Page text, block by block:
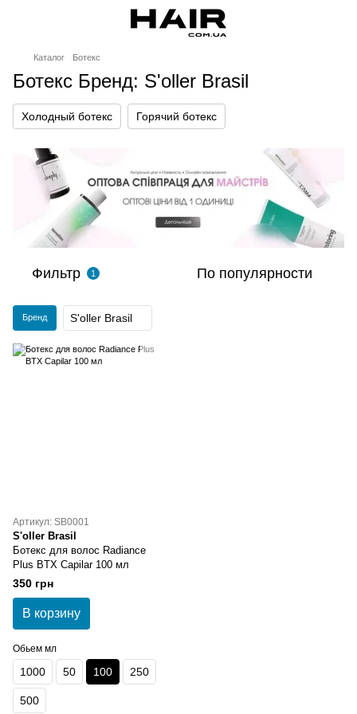
Каталог Ботекс
Ботекс Бренд: S'oller Brasil
Холодный ботекс Горячий ботекс
Фильтр 1 По популярности
Бренд S'oller Brasil
Артикул: SB0001
S'oller Brasil
Ботекс для волос Radiance
Plus BTX Capilar 100 мл
350 грн
В корзину
Обьем мл
1000 50 100 250
500